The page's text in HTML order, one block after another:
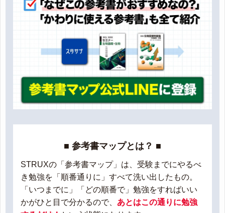
■ 参考書マップとは？ ■
STRUXの「参考書マップ」は、受験までにやるべ
き勉強を「順番通りに」すべて洗い出したもの。
「いつまでに」「どの順番で」勉強をすればいい
かがひと目で分かるので、 あとはこの通りに勉強